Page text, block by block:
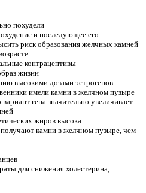
похудели
и последующее его
риск образования желчных камней
контрацептивы
жизни
высокими дозами эстрогенов
имели камни в желчном пузыре
гена значительно увеличивает
жиров высока
камни в желчном пузыре, чем
для снижения холестерина,